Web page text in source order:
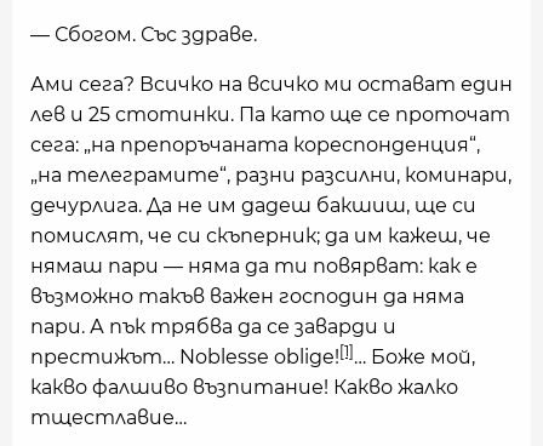
— Сбогом. Със здраве.
Ами сега? Всичко на всичко ми остават един
лев и 25 стотинки. Па като ще се проточат
сега: „на препоръчаната кореспонденция“,
„на телеграмите“, разни разсилни, коминари,
дечурлига. Да не им дадеш бакшиш, ще си
помислят, че си скъперник; да им кажеш, че
нямаш пари — няма да ти повярват: как е
възможно такъв важен господин да няма
пари. А пък трябва да се заварди и
престижът… Noblesse oblige! [1] … Боже мой,
какво фалшиво възпитание! Какво жалко
тщестлавие…